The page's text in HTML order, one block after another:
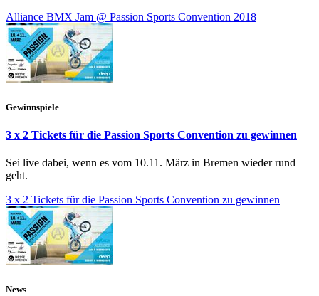
Alliance BMX Jam @ Passion Sports Convention 2018
Gewinnspiele
3 x 2 Tickets für die Passion Sports Convention zu gewinnen
Sei live dabei, wenn es vom 10.11. März in Bremen wieder rund
geht.
3 x 2 Tickets für die Passion Sports Convention zu gewinnen
News